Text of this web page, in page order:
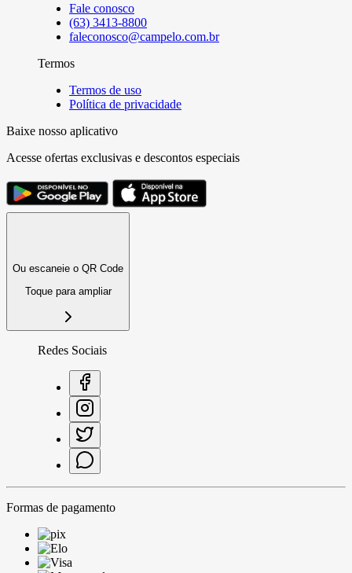
Fale conosco
(63) 3413-8800
faleconosco@campelo.com.br
Termos
Termos de uso
Política de privacidade
Baixe nosso aplicativo
Acesse ofertas exclusivas e descontos especiais
Ou escaneie o QR Code
Toque para ampliar
Redes Sociais
Formas de pagamento